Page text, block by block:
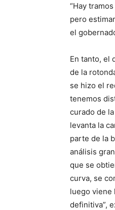
“Hay
pero
el
En tanto, el
de la
se hizo el
tenemos
curado de la
levanta la
parte de la
análisis
que se
curva, se
luego viene
definitiva”,